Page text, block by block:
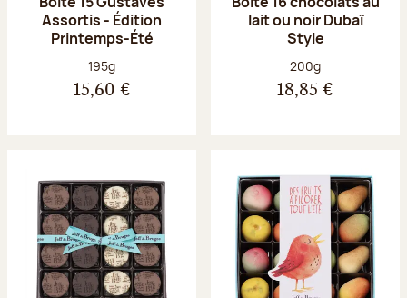
Assortis - Édition
Printemps-Été
Poids net :
195g
15,60 €
lait ou noir Dubaï
Style
Poids net :
200g
18,85 €